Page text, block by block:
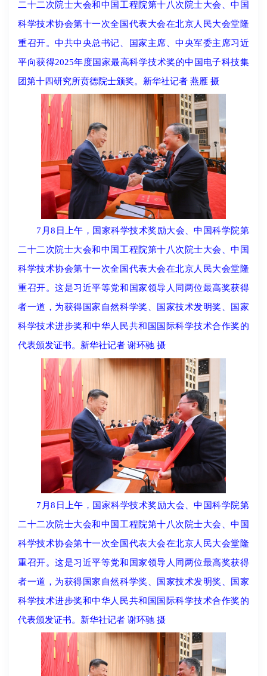
二十二次院士大会和中国工程院第十八次院士大会、中国
科学技术协会第十一次全国代表大会在北京人民大会堂隆
重召开。中共中央总书记、国家主席、中央军委主席习近
平向获得2025年度国家最高科学技术奖的中国电子科技集
团第十四研究所贲德院士颁奖。新华社记者 燕雁 摄
7月8日上午，国家科学技术奖励大会、中国科学院第
二十二次院士大会和中国工程院第十八次院士大会、中国
科学技术协会第十一次全国代表大会在北京人民大会堂隆
重召开。这是习近平等党和国家领导人同两位最高奖获得
者一道，为获得国家自然科学奖、国家技术发明奖、国家
科学技术进步奖和中华人民共和国国际科学技术合作奖的
代表颁发证书。新华社记者 谢环驰 摄
7月8日上午，国家科学技术奖励大会、中国科学院第
二十二次院士大会和中国工程院第十八次院士大会、中国
科学技术协会第十一次全国代表大会在北京人民大会堂隆
重召开。这是习近平等党和国家领导人同两位最高奖获得
者一道，为获得国家自然科学奖、国家技术发明奖、国家
科学技术进步奖和中华人民共和国国际科学技术合作奖的
代表颁发证书。新华社记者 谢环驰 摄